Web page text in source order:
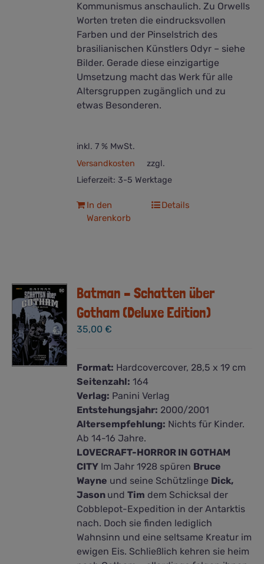
Kommunismus anschaulich. Zu Orwells
Worten treten die eindrucksvollen
Farben und der Pinselstrich des
brasilianischen Künstlers Odyr – siehe
Bilder. Gerade diese einzigartige
Umsetzung macht das Werk für alle
Altersgruppen zugänglich und zu
etwas Besonderen.
inkl. 7 % MwSt.
zzgl.
Versandkosten
Lieferzeit: 3-5 Werktage
In den
Warenkorb
Details
Batman – Schatten über
Gotham (Deluxe Edition)
35,00€
Format: Hardcovercover, 28,5 x 19 cm
Seitenzahl: 164
Verlag: Panini Verlag
Entstehungsjahr: 2000/2001
Altersempfehlung: Nichts für Kinder.
Ab 14-16 Jahre.
LOVECRAFT-HORROR IN GOTHAM
CITY Im Jahr 1928 spüren Bruce
Wayne und seine Schützlinge Dick,
Jason undTim dem Schicksal der
Cobblepot-Expedition in der Antarktis
nach. Doch sie finden lediglich
Wahnsinn und eine seltsame Kreatur im
ewigen Eis. Schließlich kehren sie heim